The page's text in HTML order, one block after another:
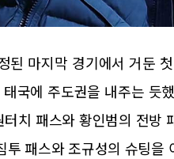
된 마지막 경기에서 거둔
국에 주도권을 내주는 듯
치 패스와 황인범의 전방
패스와 조규성의 슈팅을